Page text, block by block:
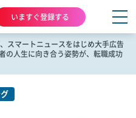
いますぐ登録する
スマートニュースをはじめ大手広告
の人生に向き合う姿勢が、転職成功